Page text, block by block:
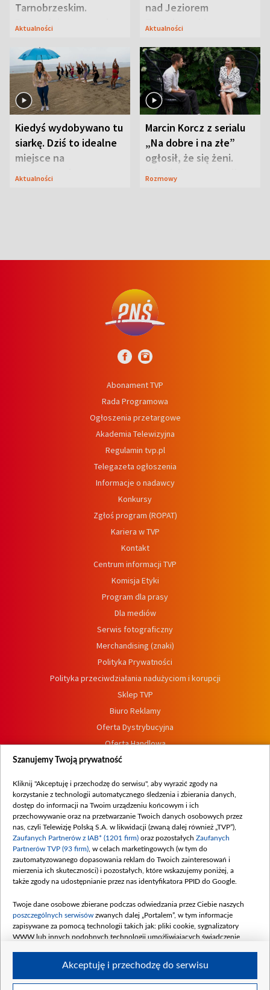
Tarnobrzeskim.
Przyrodnicy zwracają
Aktualności
nad Jeziorem
Tarnobrzeskim
Aktualności
Kiedyś wydobywano tu
siarkę. Dziś to idealne
miejsce na
wypoczynek
Aktualności
Marcin Korcz z serialu
„Na dobre i na złe”
ogłosił, że się żeni.
Zdradził, co zmienił
Rozmowy
Abonament TVP
Rada Programowa
Ogłoszenia przetargowe
Akademia Telewizyjna
Regulamin tvp.pl
Telegazeta ogłoszenia
Informacje o nadawcy
Konkursy
Zgłoś program (ROPAT)
Kariera w TVP
Kontakt
Centrum informacji TVP
Komisja Etyki
Program dla prasy
Dla mediów
Serwis fotograficzny
Merchandising (znaki)
Polityka Prywatności
Polityka przeciwdziałania nadużyciom i korupcji
Sklep TVP
Biuro Reklamy
Oferta Dystrybucyjna
Oferta Handlowa
Dostępność
Procedura zgłoszeń wewnętrznych
Szanujemy Twoją prywatność
Kliknij "Akceptuję i przechodzę do serwisu", aby wyrazić zgody na
korzystanie z technologii automatycznego śledzenia i zbierania danych,
dostęp do informacji na Twoim urządzeniu końcowym i ich
przechowywanie oraz na przetwarzanie Twoich danych osobowych przez
nas, czyli Telewizję Polską S.A. w likwidacji (zwaną dalej również „TVP”),
Zaufanych Partnerów z IAB* (1201 firm) oraz pozostałych Zaufanych
Partnerów TVP (93 firm) , w celach marketingowych (w tym do
zautomatyzowanego dopasowania reklam do Twoich zainteresowań i
mierzenia ich skuteczności) i pozostałych, które wskazujemy poniżej, a
także zgody na udostępnianie przez nas identyfikatora PPID do Google.
Twoje dane osobowe zbierane podczas odwiedzania przez Ciebie naszych
poszczególnych serwisów zwanych dalej „Portalem”, w tym informacje
zapisywane za pomocą technologii takich jak: pliki cookie, sygnalizatory
WWW lub innych podobnych technologii umożliwiających świadczenie
Akceptuję i przechodzę do serwisu